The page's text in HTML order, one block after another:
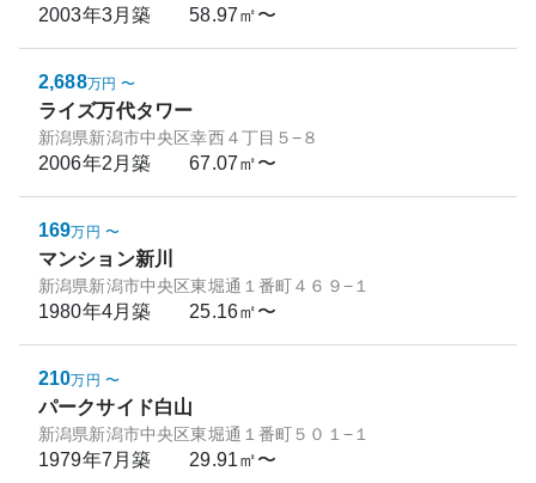
2003年3月築 58.97㎡〜
2,688万円 〜
ライズ万代タワー
新潟県新潟市中央区幸西４丁目５−８
2006年2月築 67.07㎡〜
169万円 〜
マンション新川
新潟県新潟市中央区東堀通１番町４６９−１
1980年4月築 25.16㎡〜
210万円 〜
パークサイド白山
新潟県新潟市中央区東堀通１番町５０１−１
1979年7月築 29.91㎡〜